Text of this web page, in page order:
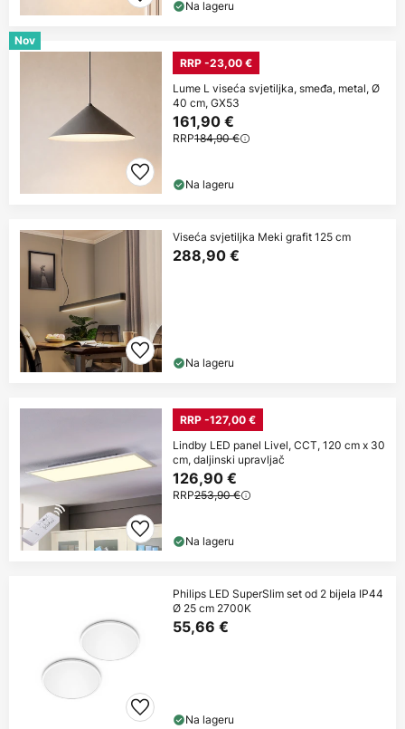
Na lageru
Nov
RRP -23,00 €
Lume L viseća svjetiljka, smeđa, metal, Ø
40 cm, GX53
161,90 €
RRP184,90 €
Na lageru
Viseća svjetiljka Meki grafit 125 cm
288,90 €
Na lageru
RRP -127,00 €
Lindby LED panel Livel, CCT, 120 cm x 30
cm, daljinski upravljač
126,90 €
RRP253,90 €
Na lageru
Philips LED SuperSlim set od 2 bijela IP44
Ø 25 cm 2700K
55,66 €
Na lageru